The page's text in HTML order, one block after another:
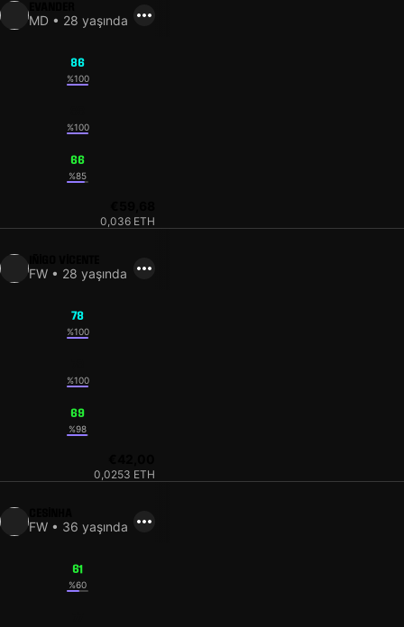
MD • 28 yaşında
86
%100
%100
66
%85
0,036 ETH
FW • 28 yaşında
78
%100
%100
69
%98
0,0253 ETH
FW • 36 yaşında
61
%60